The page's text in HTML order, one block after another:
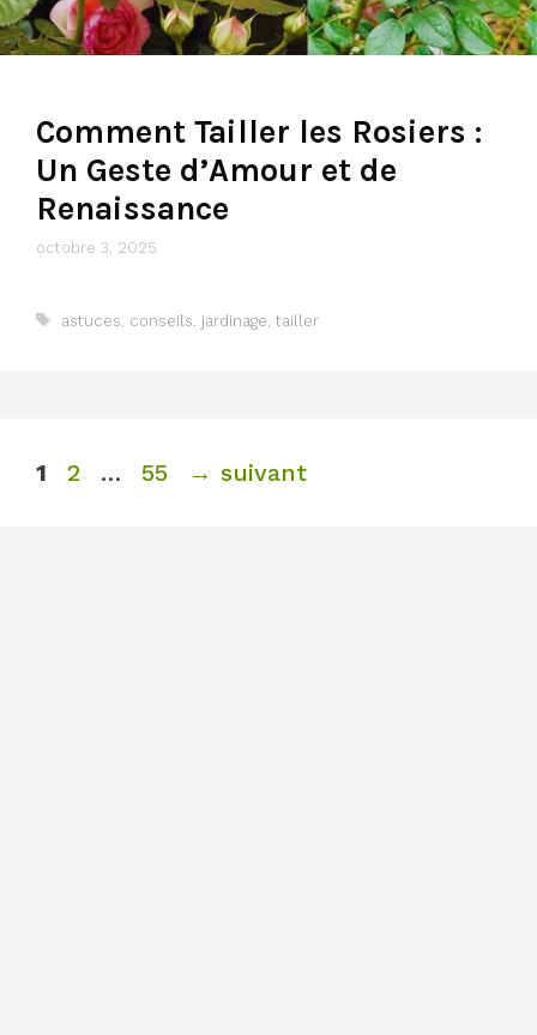
Comment Tailler les Rosiers :
Un Geste d’Amour et de
Renaissance
octobre 3, 2025
Étiquettes
astuces conseils jardinage tailler
Page
1 Page
2 … Page
55 → suivant